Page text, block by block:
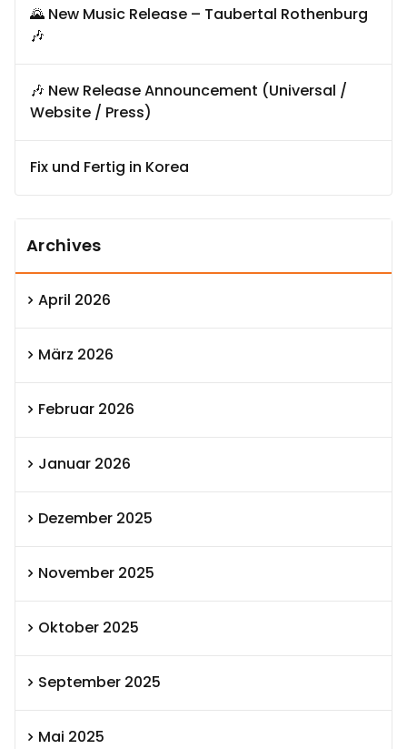
🌄 New Music Release – Taubertal Rothenburg
🎶
🎶 New Release Announcement (Universal /
Website / Press)
Fix und Fertig in Korea
Archives
April 2026
März 2026
Februar 2026
Januar 2026
Dezember 2025
November 2025
Oktober 2025
September 2025
Mai 2025